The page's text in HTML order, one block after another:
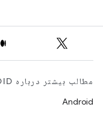
مطالب بیشتر درباره ANDROID
Android